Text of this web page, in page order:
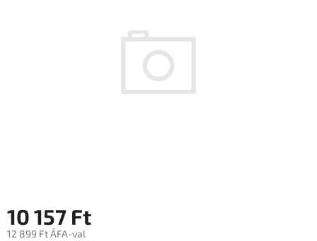
10 157 Ft
12 899 Ft ÁFA-val